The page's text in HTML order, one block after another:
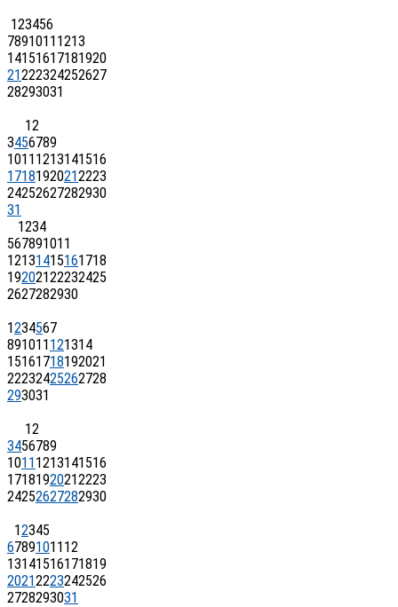
123456
78910111213
14151617181920
21222324252627
28293031
12
3456789
10111213141516
17181920212223
24252627282930
31
1234
567891011
12131415161718
19202122232425
2627282930
1234567
891011121314
15161718192021
22232425262728
293031
12
3456789
10111213141516
17181920212223
24252627282930
12345
6789101112
13141516171819
20212223242526
2728293031